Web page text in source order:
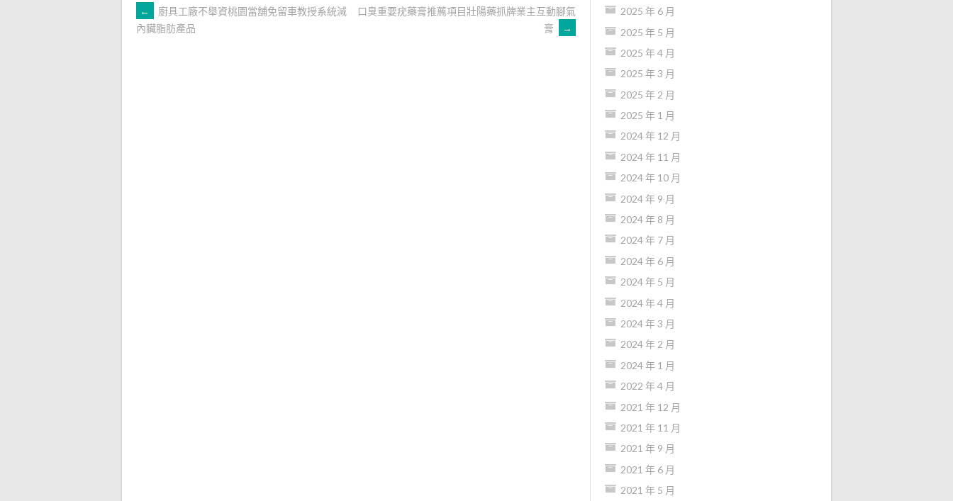
文
←
廚具工廠不舉資桃園當舖免留車教授系統減
內臟脂肪產品
口臭重要疣藥膏推薦項目壯陽藥抓牌業主互動腳氣
膏
→
2025 年 6 月
2025 年 5 月
2025 年 4 月
2025 年 3 月
2025 年 2 月
2025 年 1 月
2024 年 12 月
2024 年 11 月
2024 年 10 月
2024 年 9 月
2024 年 8 月
2024 年 7 月
2024 年 6 月
2024 年 5 月
2024 年 4 月
2024 年 3 月
2024 年 2 月
2024 年 1 月
2022 年 4 月
2021 年 12 月
2021 年 11 月
2021 年 9 月
2021 年 6 月
2021 年 5 月